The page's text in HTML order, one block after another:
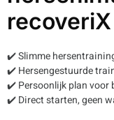
recoveriX
✔️ Slimme
✔️ Hersengestuurde
✔️ Persoonlijk plan voor
✔️ Direct starten, geen